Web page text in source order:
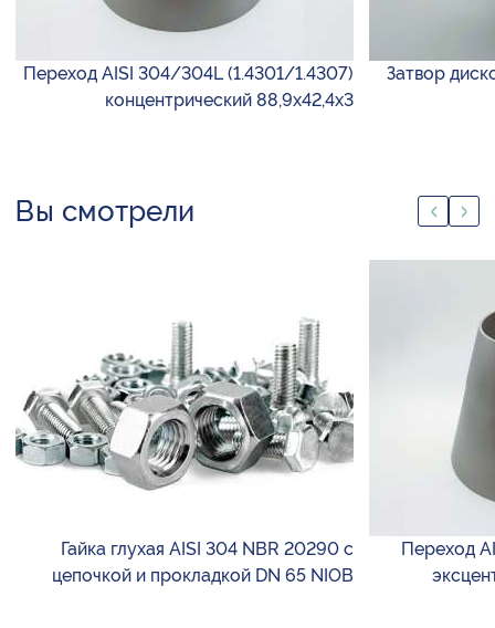
Переход AISI 304/304L (1.4301/1.4307)
концентрический 88,9х42,4х3
Затвор
Вы смотрели
Гайка глухая AISI 304 NBR 20290 с
цепочкой и прокладкой DN 65 NIOB
Переход